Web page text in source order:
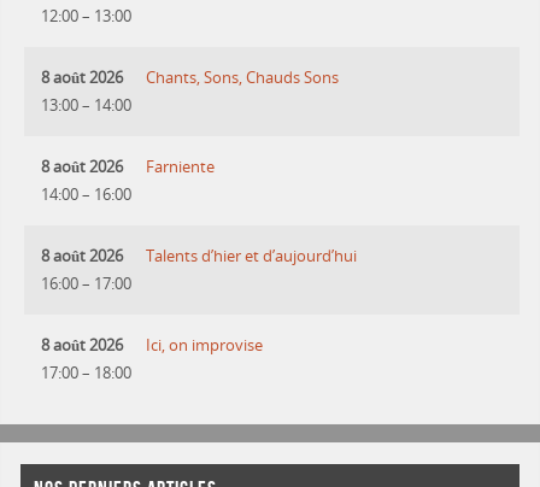
12:00– 13:00
8 août 2026
13:00– 14:00
Chants, Sons, Chauds Sons
8 août 2026
14:00– 16:00
Farniente
8 août 2026
16:00– 17:00
Talents d’hier et d’aujourd’hui
8 août 2026
17:00– 18:00
Ici, on improvise